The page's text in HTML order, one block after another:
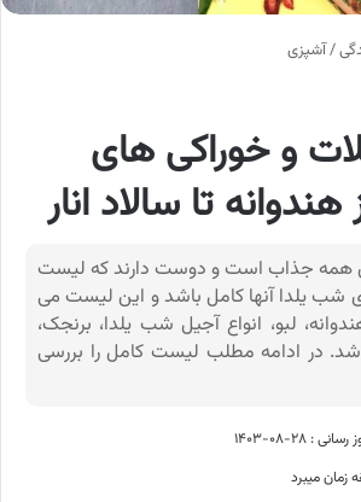
/آشپزی
و خوراکی‌ های
تا سالاد انار
همه جذاب است و دوست دارند که لیست
شب یلدا آنها کامل باشد و این لیست می
لبو، انواع آجیل شب یلدا، برنجک،
در ادامه مطلب لیست کامل را بررسی
: ۲۸-۰۸-۱۴۰۳